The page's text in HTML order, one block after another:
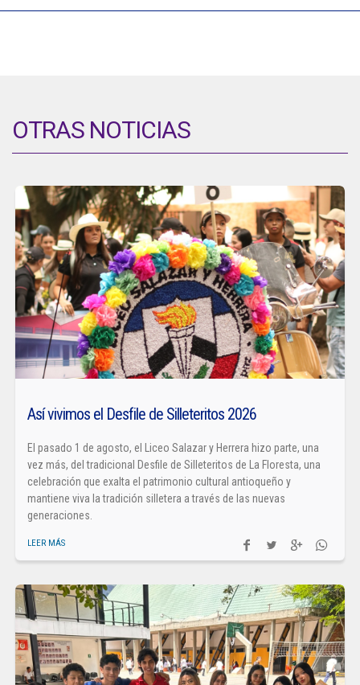
OTRAS NOTICIAS
Así vivimos el Desfile de Silleteritos 2026
El pasado 1 de agosto, el Liceo Salazar y Herrera hizo parte, una
vez más, del tradicional Desfile de Silleteritos de La Floresta, una
celebración que exalta el patrimonio cultural antioqueño y
mantiene viva la tradición silletera a través de las nuevas
generaciones.
LEER MÁS